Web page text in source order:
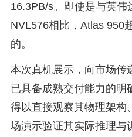
16.3PB/s。即使是与英伟
NVL576相比，Atlas 950
的。
本次真机展示，向市场传
已具备成熟交付能力的明
得以直接观察其物理架构
场演示验证其实际推理与